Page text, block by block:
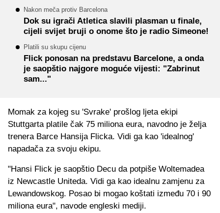
Nakon meča protiv Barcelona
Dok su igrači Atletica slavili plasman u finale,
cijeli svijet bruji o onome što je radio Simeone!
Platili su skupu cijenu
Flick ponosan na predstavu Barcelone, a onda
je saopštio najgore moguće vijesti: "Zabrinut
sam..."
Momak za kojeg su 'Svrake' prošlog ljeta ekipi
Stuttgarta platile čak 75 miliona eura, navodno je želja
trenera Barce Hansija Flicka. Vidi ga kao 'idealnog'
napadača za svoju ekipu.
"Hansi Flick je saopštio Decu da potpiše Woltemadea
iz Newcastle Uniteda. Vidi ga kao idealnu zamjenu za
Lewandowskog. Posao bi mogao koštati između 70 i 90
miliona eura", navode engleski mediji.